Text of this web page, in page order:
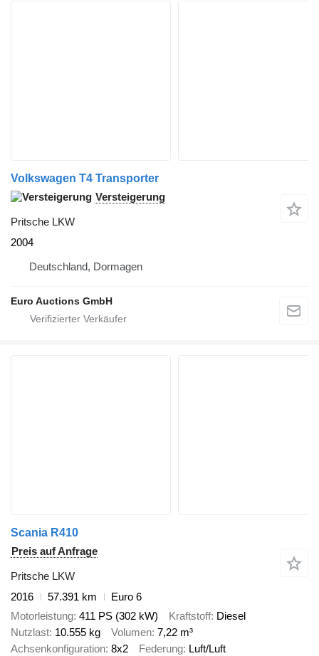
Volkswagen T4 Transporter
Versteigerung
Pritsche LKW
2004
Deutschland, Dormagen
Euro Auctions GmbH
Scania R410
Preis auf Anfrage
Pritsche LKW
2016
57.391 km
Euro 6
Motorleistung 411 PS (302 kW) Kraftstoff Diesel
Nutzlast 10.555 kg Volumen 7,22 m³
Achsenkonfiguration 8x2 Federung Luft/Luft